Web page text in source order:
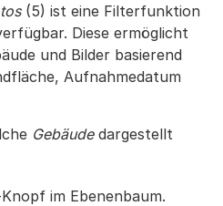
(5) ist eine Filterfunktion
Diese ermöglicht
und Bilder basierend
Aufnahmedatum
Gebäude dargestellt
im Ebenenbaum.